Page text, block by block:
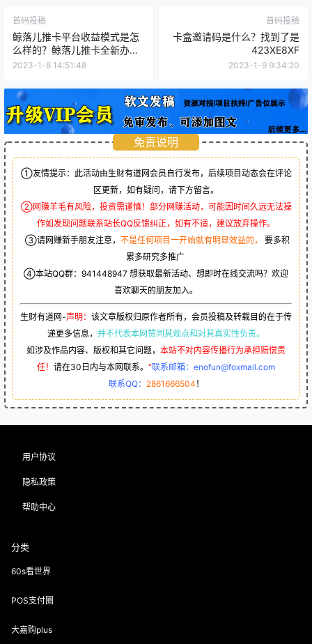
首码投稿
鲸落儿推卡平台收益模式是怎
么样的？鲸落儿推卡全新办卡
模式
2023-1-8 14:51:48
首码投稿
卡盒邀请码是什么？找到了是
423XE8XF
2023-1-9 9:34:20
免责说明
①友情提示：此活动由生财有道网会员自行发布，后续项目动态会在评论
区更新，如有疑问，请下方留言。
②网赚羊毛有风险，投资需谨慎！部分网赚活动，可能因时间久远无法操
作如发现问题联系站长QQ反馈纠正，如有不适，建议放弃操作。
③请网赚新手朋友注意， 不是任何项目一开始就有明显效益的，
要多积
累多研究多推广
④本站QQ群： 941448947 想获取最新活动、想即时在线交流吗？欢迎
喜欢聊天的朋友加入。
生财有道网-声明： 该文章版权归原作者所有，会员投稿及转载目的在于传
递更多信息， 并不代表本网赞同其观点和对其真实性负责。
如涉及作品内容、版权和其它问题， 本站不对内容传播行为承担赔偿责
任！ 请在30日内与本网联系。 “联系邮箱：enofun@foxmail.com
联系QQ： 2861666504 ！
用户协议
隐私政策
帮助中心
分类
60s看世界
POS支付圈
大嘉购plus